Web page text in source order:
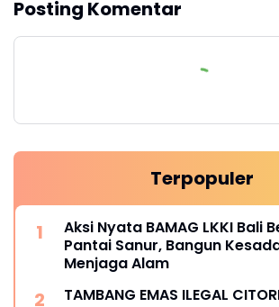
Posting Komentar
Terpopuler
Aksi Nyata BAMAG LKKI Bali
Pantai Sanur, Bangun
Menjaga Alam
TAMBANG EMAS ILEGAL